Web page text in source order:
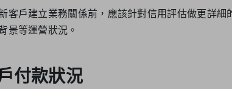
客戶建立業務關係前，應該針對信用評估做更詳細
景等運營狀況。
付款狀況